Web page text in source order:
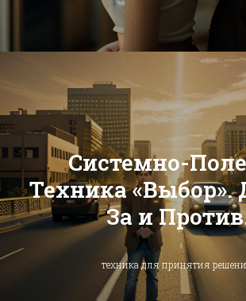
Системно-
Техника «Выбор».
За и
техника для принятия